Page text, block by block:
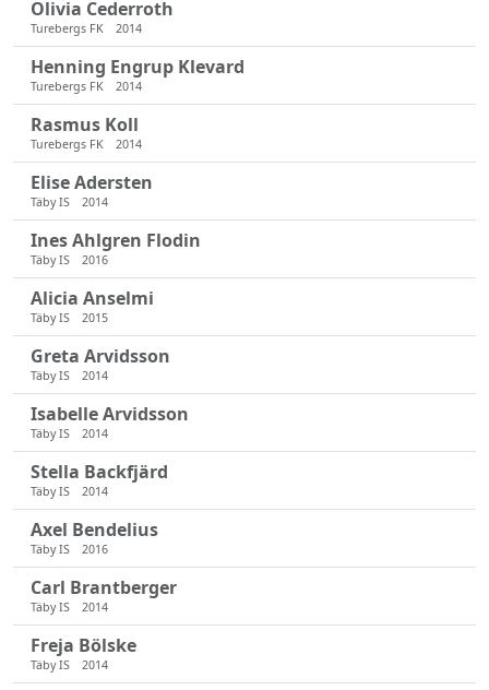
Olivia Cederroth
Turebergs FK 2014
Henning Engrup Klevard
Turebergs FK 2014
Rasmus Koll
Turebergs FK 2014
Elise Adersten
Täby IS 2014
Ines Ahlgren Flodin
Täby IS 2016
Alicia Anselmi
Täby IS 2015
Greta Arvidsson
Täby IS 2014
Isabelle Arvidsson
Täby IS 2014
Stella Backfjärd
Täby IS 2014
Axel Bendelius
Täby IS 2016
Carl Brantberger
Täby IS 2014
Freja Bölske
Täby IS 2014